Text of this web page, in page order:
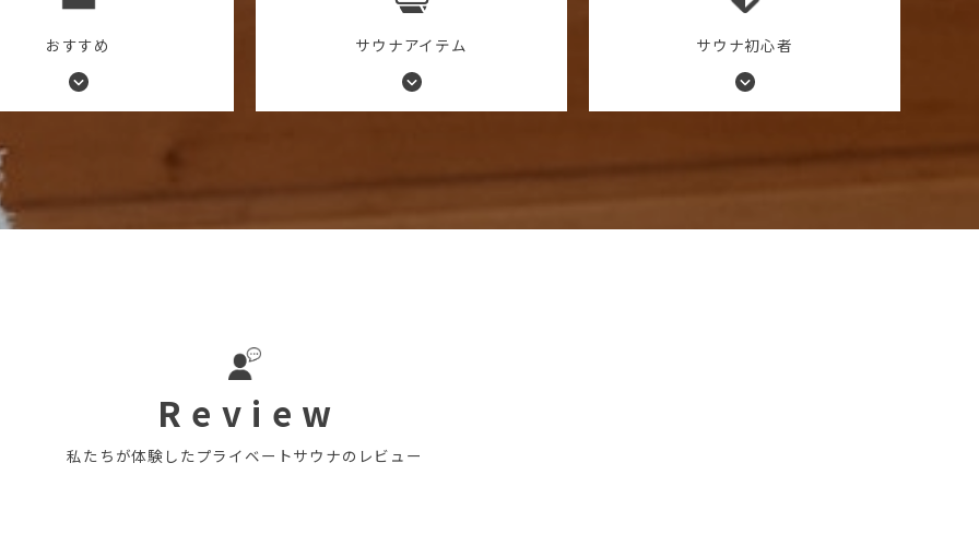
おすすめ サウナアイテム サウナ初心者
R e v i e w
私たちが体験したプライベートサウナのレビュー